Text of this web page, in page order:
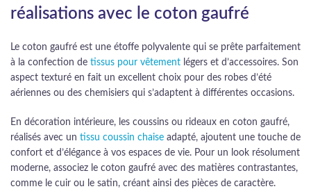
réalisations avec le coton gaufré
Le coton gaufré est une étoffe polyvalente qui se prête parfaitement
à la confection de tissus pour vêtement légers et d’accessoires. Son
aspect texturé en fait un excellent choix pour des robes d’été
aériennes ou des chemisiers qui s’adaptent à différentes occasions.
En décoration intérieure, les coussins ou rideaux en coton gaufré,
réalisés avec un tissu coussin chaise adapté, ajoutent une touche de
confort et d’élégance à vos espaces de vie. Pour un look résolument
moderne, associez le coton gaufré avec des matières contrastantes,
comme le cuir ou le satin, créant ainsi des pièces de caractère.